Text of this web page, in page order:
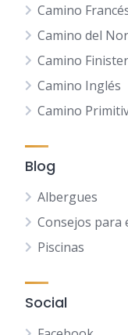
Camino
Camino del
Camino
Camino Inglés
Camino
Blog
Albergues
Consejos para
Piscinas
Social